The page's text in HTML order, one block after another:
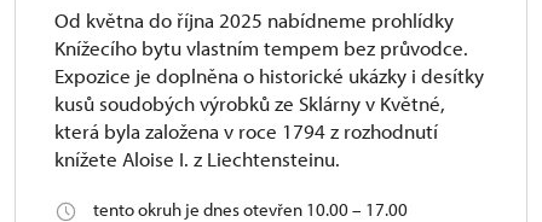
Od května do října 2025 nabídneme prohlídky
Knížecího bytu vlastním tempem bez průvodce.
Expozice je doplněna o historické ukázky i desítky
kusů soudobých výrobků ze Sklárny v Květné,
která byla založena v roce 1794 z rozhodnutí
knížete Aloise I. z Liechtensteinu.
tento okruh je dnes otevřen 10.00 – 17.00